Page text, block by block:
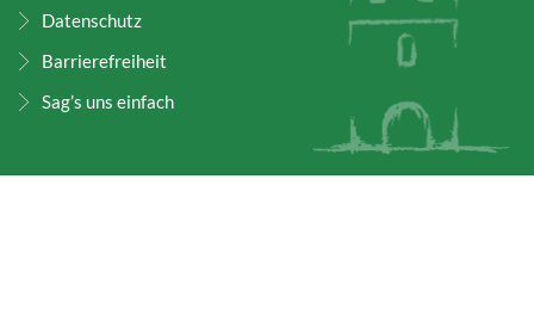
Datenschutz
Barrierefreiheit
Sag’s uns einfach